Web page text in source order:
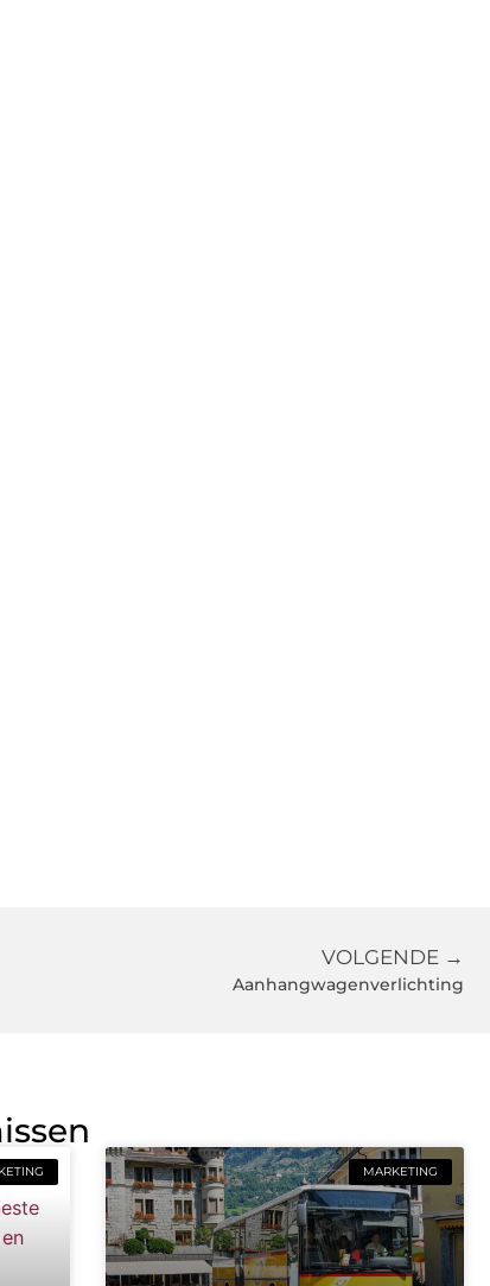
VOLGENDE →
Aanhangwagenverlichting
MARKETING